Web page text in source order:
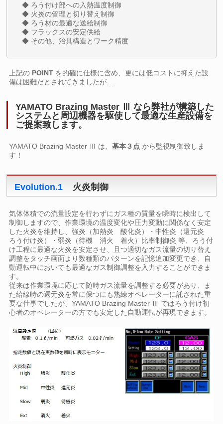
◆ ろう付け部への入熱温度制御
◆ 火炎の管理と切り替え制御
◆ ろう材の最適な送給制御
◆ フラックスの安定供給
◆ その他、治具構造とワーク精度
上記の POINT を的確に仕様に含め、更には低コストに抑えた設
備は困難だとされてきましたが…
YAMATO Brazing Master Ⅲ なら弊社が構築した
システムと周辺機器を駆使して最適な生産設備を
ご提案致します。
YAMATO Brazing Master Ⅲ は、基本３点 から監視制御致しま
す！
Evolution.1 火炎制御
気体体積での流量設定を行わずにガス種の質量を瞬時に検出して
制御しますので、作業環境の温度変化や圧力変動に関係なく安定
した火炎を維持し、強炎（加熱炎 酸化炎）・中性炎（還元炎
ろう付け炎）・弱炎（待機 消火 着火）比率制御炎 等、ろう付
け工程に最適な火炎を安定させ、且つ適切なガス流量の切り替え
調整をタッチ画面より数種類のパターンを記憶追加変更でき、自
動運転中においても最適なガス制御調整を入力することができま
す。
従来は作業環境に応じて随時ガス流量を調整する必要があり、ま
た給線時の還元炎を常に保つにも熟練オペレーターに託された重
要な仕事でしたが、YAMATO Brazing Master Ⅲ ではろう付け初
心者のオペレーターの方でも安定した自動運転が再現できます。